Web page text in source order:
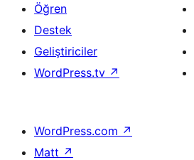
Öğren
Destek
Geliştiriciler
WordPress.tv ↗
WordPress.com ↗
Matt ↗